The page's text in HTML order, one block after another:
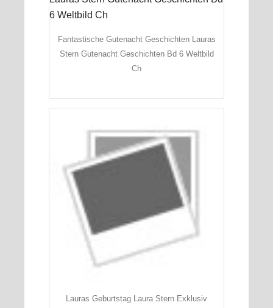
Fantastische Gutenacht Geschichten Lauras
Stern Gutenacht Geschichten Bd 6 Weltbild
Ch
Lauras Geburtstag Laura Stern Exklusiv